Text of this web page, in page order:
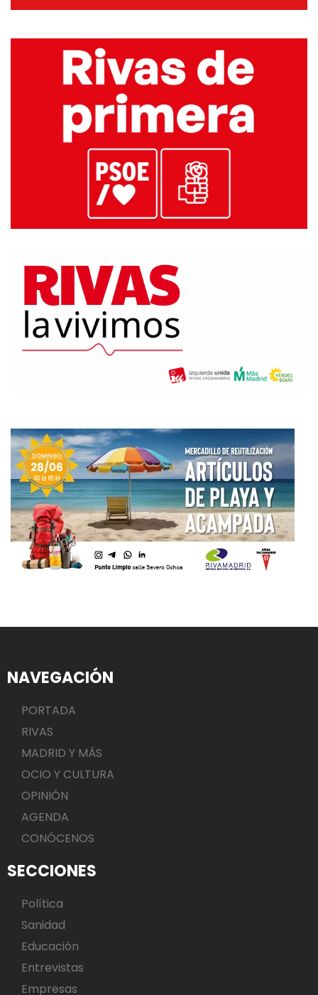
NAVEGACIÓN
PORTADA
RIVAS
MADRID Y MÁS
OCIO Y CULTURA
OPINIÓN
AGENDA
CONÓCENOS
SECCIONES
Política
Sanidad
Educación
Entrevistas
Empresas